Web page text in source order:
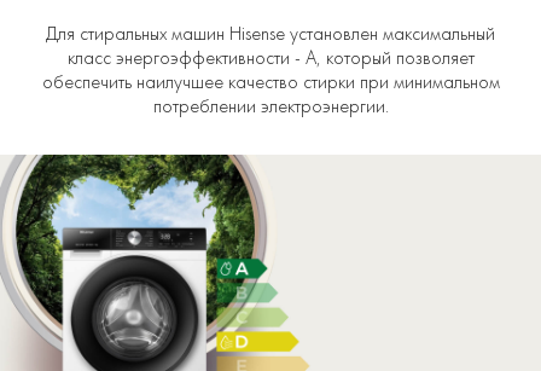
Для стиральных машин Hisense установлен максимальный
класс энергоэффективности - А, который позволяет
обеспечить наилучшее качество стирки при минимальном
потреблении электроэнергии.